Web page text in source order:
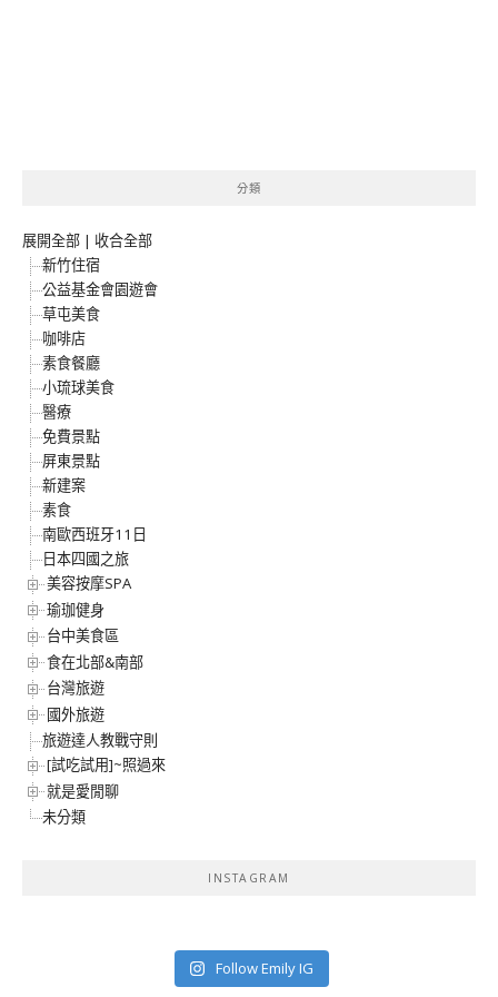
分類
展開全部 | 收合全部
新竹住宿
公益基金會園遊會
草屯美食
咖啡店
素食餐廳
小琉球美食
醫療
免費景點
屏東景點
新建案
素食
南歐西班牙11日
日本四國之旅
美容按摩SPA
瑜珈健身
台中美食區
食在北部&南部
台灣旅遊
國外旅遊
旅遊達人教戰守則
[試吃試用]~照過來
就是愛閒聊
未分類
INSTAGRAM
Follow Emily IG